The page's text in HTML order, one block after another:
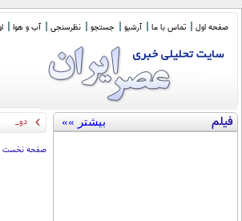
صفحه اول تماس با ما آرشیو جستجو نظرسنجی آب و هوا
فیلم بیشتر »» دو نکته
صفحه نخست